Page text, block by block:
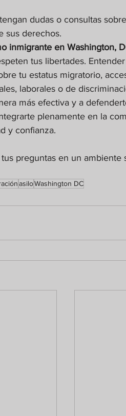
dudas o consultas
sus derechos.
inmigrante en Washington,
tus libertades.
tu estatus migratorio,
laborales o de
más efectiva y a
plenamente en la
y confianza.
preguntas en un ambiente
asiloWashington DC